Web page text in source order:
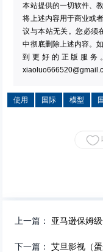
本站提供的一切软件、
将上述内容用于商业或
议与本站无关。您必须
中彻底删除上述内容。
到更好的正版服务
使用 国际 模型
上一篇： 亚马逊保姆级全
下一篇：艾旦影视（